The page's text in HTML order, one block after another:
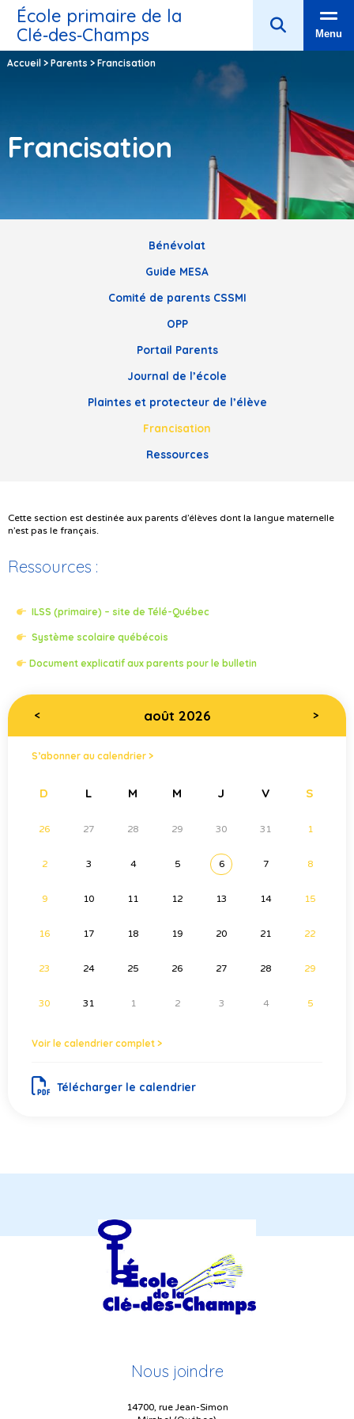
École primaire de la
Clé‑des‑Champs
Menu
Accueil> Parents > Francisation
Francisation
Bénévolat
Guide MESA
Comité de parents CSSMI
OPP
Portail Parents
Journal de l’école
Plaintes et protecteur de l’élève
Francisation
Ressources
Cette section est destinée aux parents d’élèves dont la langue maternelle
n’est pas le français.
Ressources :
ILSS (primaire) – site de Télé-Québec
Système scolaire québécois
Document explicatif aux parents pour le bulletin
< août 2026 >
S’abonner au calendrier >
D L M M J V S
26 27 28 29 30 31 1
2 3 4 5 6 7 8
9 10 11 12 13 14 15
16 17 18 19 20 21 22
23 24 25 26 27 28 29
30 31 1 2 3 4 5
Voir le calendrier complet >
Télécharger le calendrier
Nous joindre
14700, rue Jean-Simon